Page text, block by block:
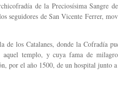
de la Preciosísima Sangre
de San Vicente Ferrer,
de los Catalanes, donde la Cofradía
templo, y cuya fama de
por el año 1500, de un hospital junto